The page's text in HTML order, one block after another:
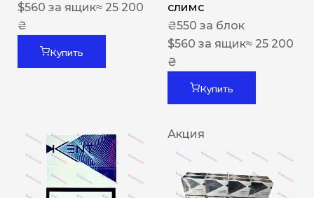
$560 за ящик≈ 25 200
₴
Купить
слимс
₴550 за блок
$560 за ящик≈ 25 200
₴
Купить
Акция